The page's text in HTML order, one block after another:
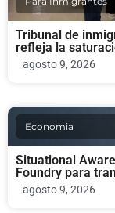
Tribunal de
refleja la
agosto 9, 2026
Economia
Situational
Foundry para
agosto 9, 2026